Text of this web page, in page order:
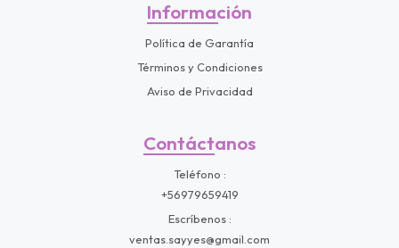
Información
Política de Garantía
Términos y Condiciones
Aviso de Privacidad
Contáctanos
Teléfono
+56979659419
Escríbenos
ventas.sayyes@gmail.com